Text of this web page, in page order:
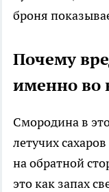
броня
Почему
именно во
Смородина в
летучих
на обратной
это как запах